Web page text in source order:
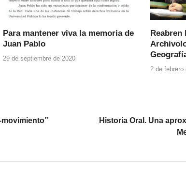
Para mantener viva la memoria de
Juan Pablo
29 de septiembre de 2020
2 de febrero
Historia Oral. Una